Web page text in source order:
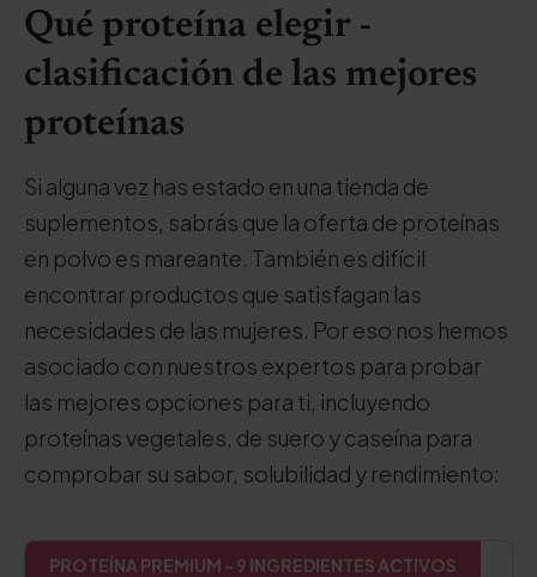
Qué proteína elegir -
clasificación de las mejores
proteínas
Si alguna vez has estado en una tienda de
suplementos, sabrás que la oferta de proteínas
en polvo es mareante. También es difícil
encontrar productos que satisfagan las
necesidades de las mujeres. Por eso nos hemos
asociado con nuestros expertos para probar
las mejores opciones para ti, incluyendo
proteínas vegetales, de suero y caseína para
comprobar su sabor, solubilidad y rendimiento:
PROTEÍNA PREMIUM - 9 INGREDIENTES ACTIVOS